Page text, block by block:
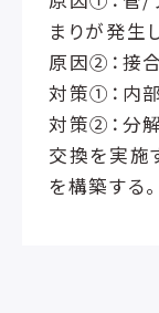
まりが発生
原因②：接
対策①：内
対策②：分
交換を実施
を構築する。